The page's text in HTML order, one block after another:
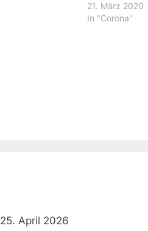
21. März 2020
In "Corona"
25. April 2026